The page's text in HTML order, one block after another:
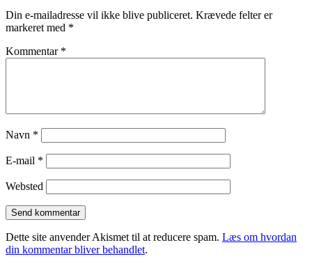
de
lækreste
i
Din e-mailadresse vil ikke blive publiceret. Krævede felter er
markeret med *
Kommentar *
Navn *
E-mail *
Websted
Dette site anvender Akismet til at reducere spam. Læs om hvordan
din kommentar bliver behandlet.